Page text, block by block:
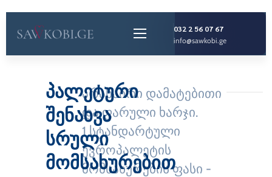
032 2 56 07 67
info@sawkobi.ge
პალეტური
შენახვა
სრული
მომსახურებით
არანაირი დამატებითი
და ფარული ხარჯი.
1 სტანდარტული
ევროპალეტის
მომსახურების ფასი -